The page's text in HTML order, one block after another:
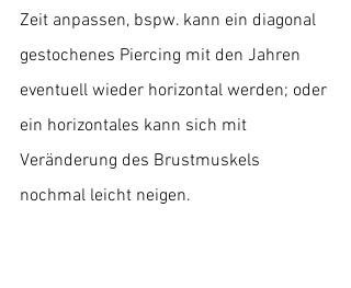
Zeit anpassen, bspw. kann ein diagonal
gestochenes Piercing mit den Jahren
eventuell wieder horizontal werden; oder
ein horizontales kann sich mit
Veränderung des Brustmuskels
nochmal leicht neigen.